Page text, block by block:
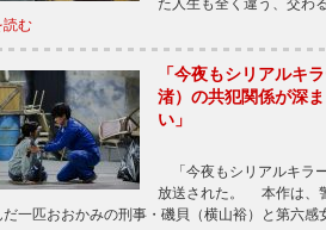
た人生も全く違う、交わ
読む
「今夜もシリアルキ
渚）の共犯関係が深
い」
「今夜もシリアルキラ
放送された。 本作は、
だ一匹おおかみの刑事・磯貝（横山裕）と第六